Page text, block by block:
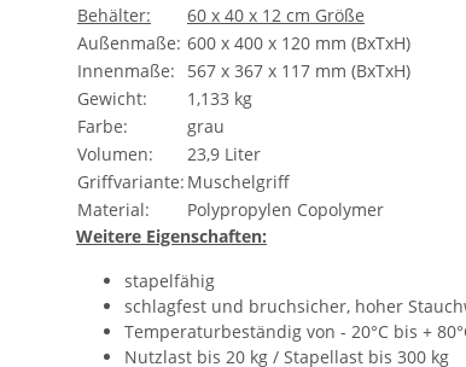
Behälter:
60 x 40 x 12 cm Größe
Außenmaße: 600 x 400 x 120 mm (BxTxH)
Innenmaße:
567 x 367 x 117 mm (BxTxH)
Gewicht:
1,133 kg
Farbe:
grau
Volumen:
23,9 Liter
Griffvariante: Muschelgriff
Material:
Polypropylen Copolymer
Weitere Eigenschaften:
stapelfähig
schlagfest und bruchsicher, hoher
Temperaturbeständig von - 20°C bis +
Nutzlast bis 20 kg / Stapellast bis 300 kg